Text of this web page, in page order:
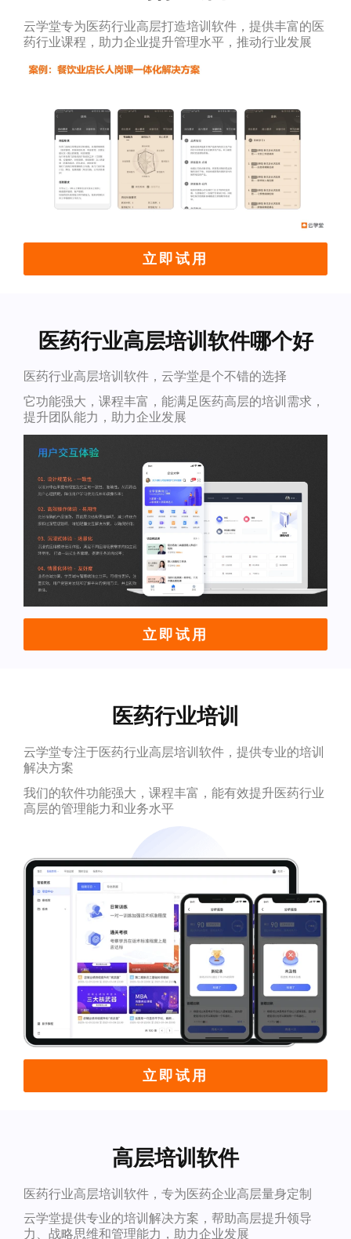
云学堂专为医药行业高层打造培训软件，提供丰富的医
药行业课程，助力企业提升管理水平，推动行业发展
立即试用
医药行业高层培训软件哪个好
医药行业高层培训软件，云学堂是个不错的选择
它功能强大，课程丰富，能满足医药高层的培训需求，
提升团队能力，助力企业发展
立即试用
医药行业培训
云学堂专注于医药行业高层培训软件，提供专业的培训
解决方案
我们的软件功能强大，课程丰富，能有效提升医药行业
高层的管理能力和业务水平
立即试用
高层培训软件
医药行业高层培训软件，专为医药企业高层量身定制
云学堂提供专业的培训解决方案，帮助高层提升领导
力、战略思维和管理能力，助力企业发展